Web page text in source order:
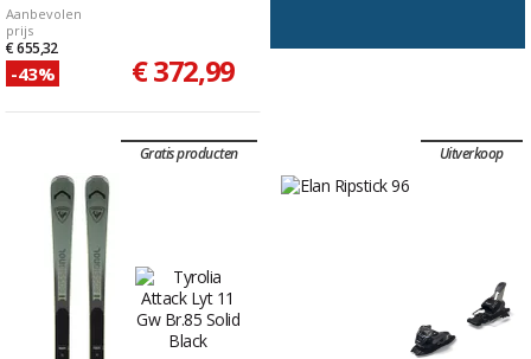
Aanbevolen
prijs
€ 655,32
-43% € 372,99
Gratis producten Uitverkoop